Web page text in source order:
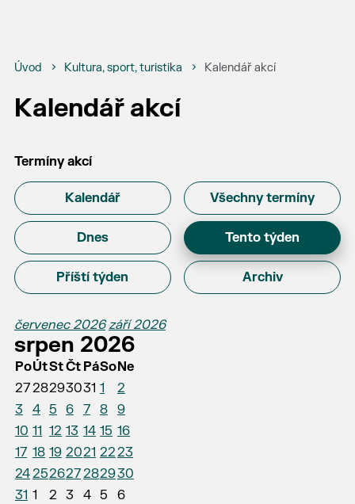
Úvod Kultura, sport, turistika Kalendář akcí
Kalendář akcí
Termíny akcí
Kalendář Všechny termíny
Dnes Tento týden
Příští týden Archiv
červenec 2026 září 2026
srpen 2026
PoÚtStČt PáSoNe
2728293031 1
2
3
4 5 6 7 8
9
10 11 12 13 14 15 16
17 18 19 2021 2223
24252627282930
31 1 2 3 4 5 6